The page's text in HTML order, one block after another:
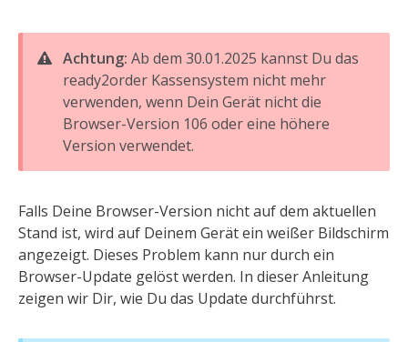
Achtung: Ab dem 30.01.2025 kannst Du das
ready2order Kassensystem nicht mehr
verwenden, wenn Dein Gerät nicht die
Browser-Version 106 oder eine höhere
Version verwendet.
Falls Deine Browser-Version nicht auf dem aktuellen
Stand ist, wird auf Deinem Gerät ein weißer Bildschirm
angezeigt. Dieses Problem kann nur durch ein
Browser-Update gelöst werden. In dieser Anleitung
zeigen wir Dir, wie Du das Update durchführst.